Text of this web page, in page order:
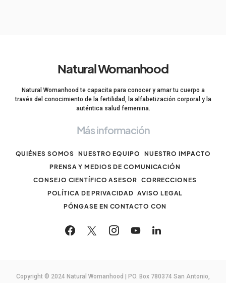
Natural Womanhood
Natural Womanhood te capacita para conocer y amar tu cuerpo a
través del conocimiento de la fertilidad, la alfabetización corporal y la
auténtica salud femenina.
Más información
QUIÉNES SOMOS NUESTRO EQUIPO
NUESTRO IMPACTO
PRENSA Y MEDIOS DE COMUNICACIÓN
CONSEJO CIENTÍFICO ASESOR CORRECCIONES
POLÍTICA DE PRIVACIDAD AVISO LEGAL
PÓNGASE EN CONTACTO CON
Copyright © 2024 Natural Womanhood | PO. Box 780374 San Antonio,